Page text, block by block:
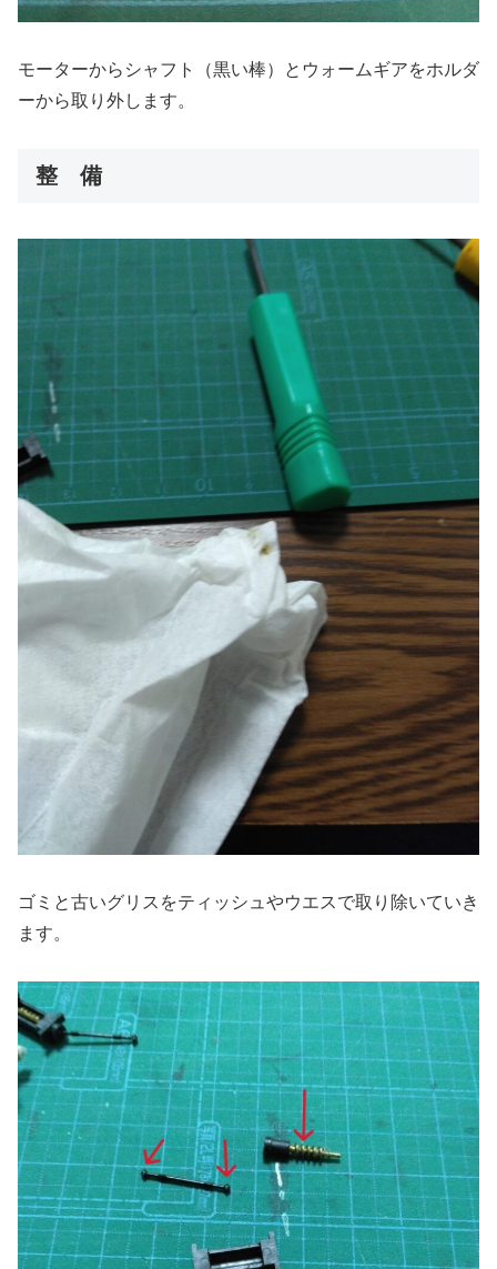
モーターからシャフト（黒い棒）とウォームギアをホルダ
ーから取り外します。
整 備
ゴミと古いグリスをティッシュやウエスで取り除いていき
ます。